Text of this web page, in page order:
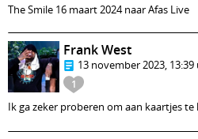
The Smile 16 maart 2024 naar Afas Live
1
Frank West
13 november 2023, 13:39
Ik ga zeker proberen om aan kaartjes te